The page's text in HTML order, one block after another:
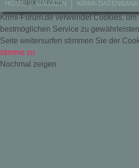
HOME MAGAZIN KRIMI-DATENBANK
© 2018 Krimi-Forum.
Krimi-Forum.de verwendet Cookies, um
bestmöglichen Service zu
Seite weitersurfen stimmen Sie der
stimme zu
Nochmal zeigen